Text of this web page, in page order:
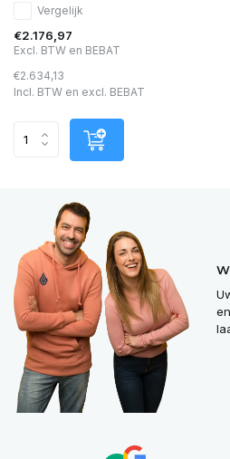
Vergelijk
€2.176,97
Excl. BTW en BEBAT
€2.634,13
Incl. BTW en excl. BEBAT